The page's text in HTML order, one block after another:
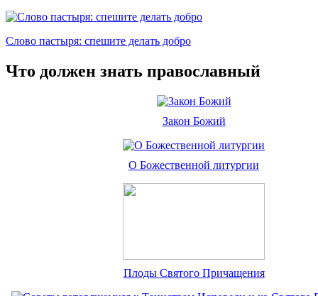
Слово пастыря: спешите делать добро
Что должен знать православный
Закон Божий
О Божественной литургии
Плоды Святого Причащения